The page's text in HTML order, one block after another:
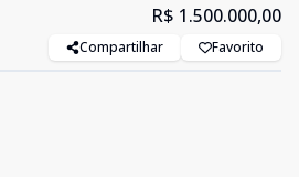
R$ 1.500.000,00
Compartilhar Favorito